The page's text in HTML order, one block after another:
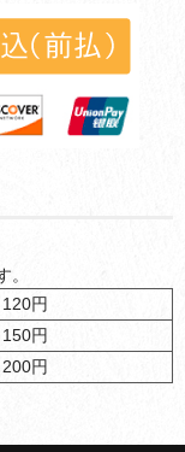
。
120円
150円
200円